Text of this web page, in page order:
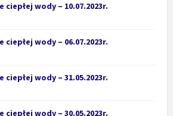
wody – 10.07.2023r.
wody – 06.07.2023r.
wody – 31.05.2023r.
wody – 30.05.2023r.